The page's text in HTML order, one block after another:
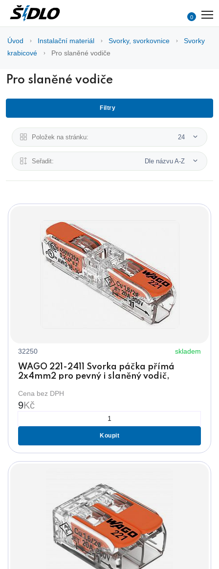
0
Úvod Instalační materiál Svorky, svorkovnice
Svorky
krabicové
Pro slaněné vodiče
Pro slaněné vodiče
Filtry
Položek na stránku: 24
Seřadit: Dle názvu A-Z
32250 skladem
WAGO 221-2411 Svorka páčka přímá
2x4mm2 pro pevný i slaněný vodič,
Cena bez DPH
9Kč
Koupit